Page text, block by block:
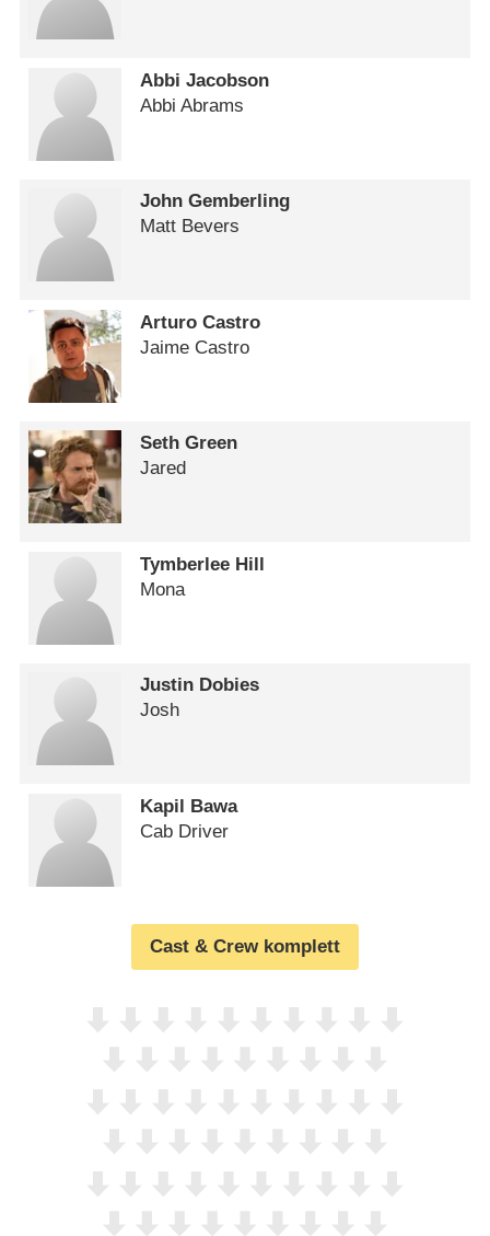
Abbi Jacobson
Abbi Abrams
John Gemberling
Matt Bevers
Arturo Castro
Jaime Castro
Seth Green
Jared
Tymberlee Hill
Mona
Justin Dobies
Josh
Kapil Bawa
Cab Driver
Cast & Crew komplett